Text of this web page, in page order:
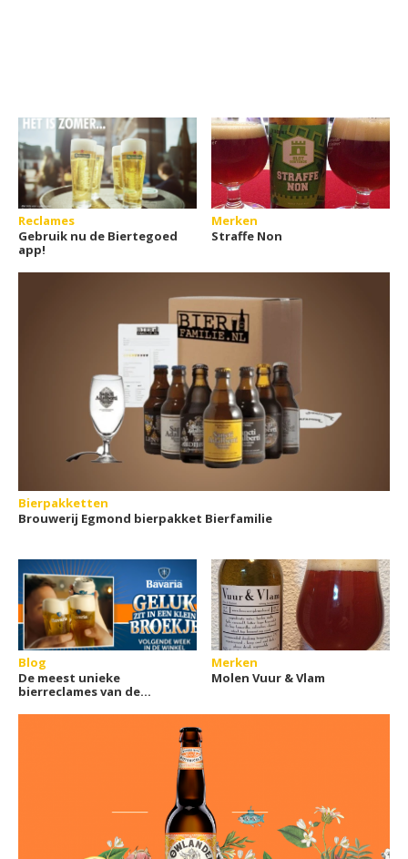
Reclames
Gebruik nu de Biertegoed
app!
Merken
Straffe Non
Bierpakketten
Brouwerij Egmond bierpakket Bierfamilie
Blog
De meest unieke
bierreclames van de
voetbal
Merken
Molen Vuur & Vlam